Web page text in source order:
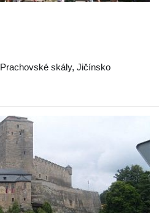
Prachovské skály, Jičínsko